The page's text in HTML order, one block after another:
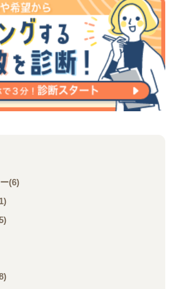
(6)